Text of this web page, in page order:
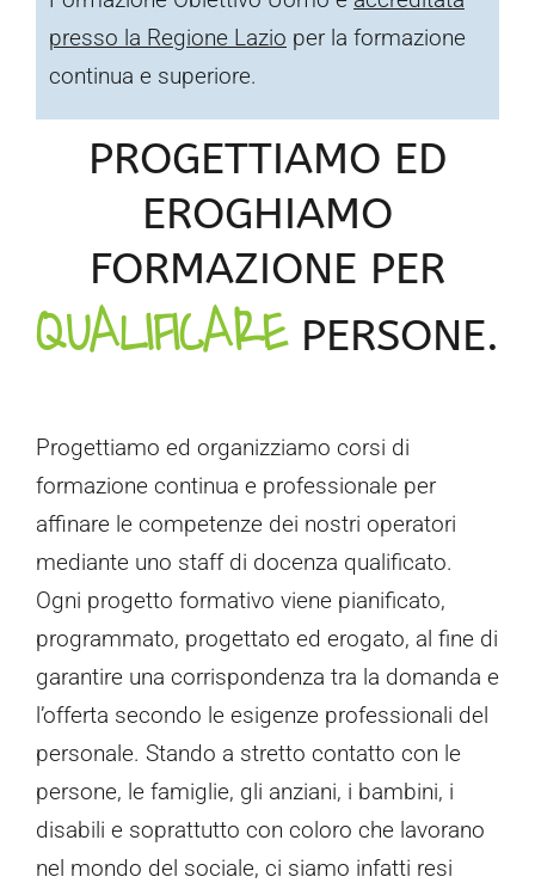
PROGETTIAMO ED
EROGHIAMO
FORMAZIONE PER
QUALIFICAREPERSONE.
Progettiamo ed organizziamo corsi di
formazione continua e professionale per
affinare le competenze dei nostri operatori
mediante uno staff di docenza qualificato.
Ogni progetto formativo viene pianificato,
programmato, progettato ed erogato, al fine di
garantire una corrispondenza tra la domanda e
l’offerta secondo le esigenze professionali del
personale. Stando a stretto contatto con le
persone, le famiglie, gli anziani, i bambini, i
disabili e soprattutto con coloro che lavorano
nel mondo del sociale, ci siamo infatti resi
presso la Regione Lazio per la formazione
continua e superiore.